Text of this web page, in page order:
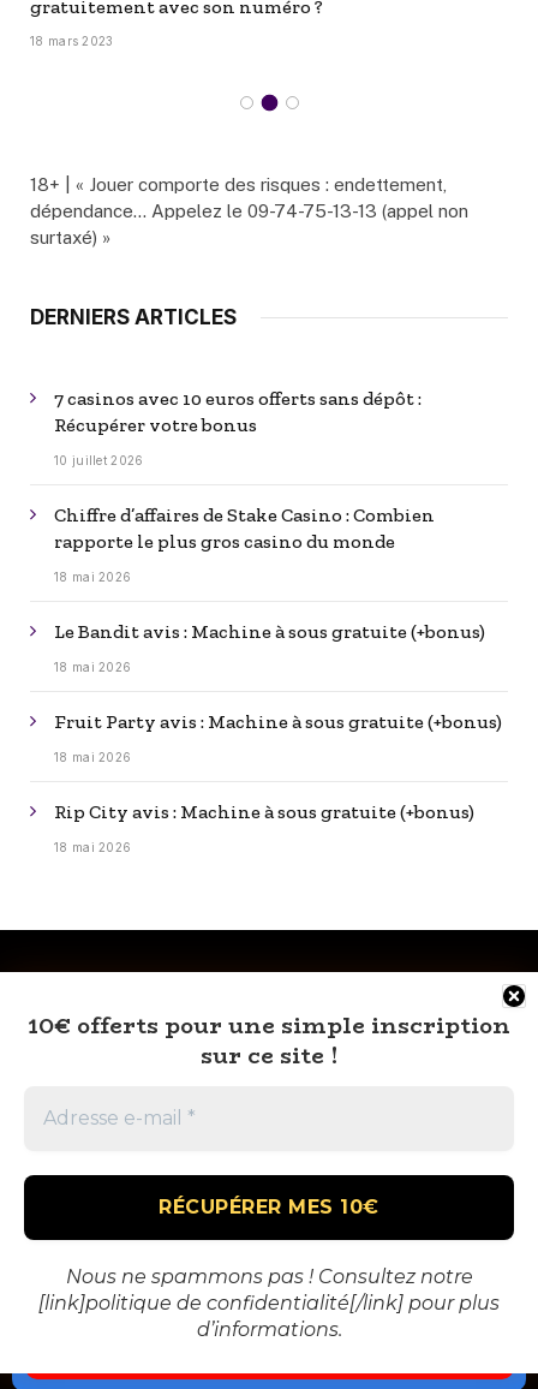
10€ offerts pour une simple inscription
sur ce site !
Nous ne spammons pas ! Consultez notre
[link]politique de confidentialité[/link] pour plus
d’informations.
gratuitement avec son numéro ?
18 mars 2023
18+ | « Jouer comporte des risques : endettement,
dépendance… Appelez le 09-74-75-13-13 (appel non
surtaxé) »
DERNIERS ARTICLES
7 casinos avec 10 euros offerts sans dépôt :
Récupérer votre bonus
10 juillet 2026
Chiffre d’affaires de Stake Casino : Combien
rapporte le plus gros casino du monde
18 mai 2026
Le Bandit avis : Machine à sous gratuite (+bonus)
18 mai 2026
Fruit Party avis : Machine à sous gratuite (+bonus)
18 mai 2026
Rip City avis : Machine à sous gratuite (+bonus)
18 mai 2026
RSS
À PROPOS MENTIONS LÉGALES CONTACT
© 2026 BH Info
🎁 VOUS AUSSI TENTEZ DE GAGNEZ GROS
AU CASINO !